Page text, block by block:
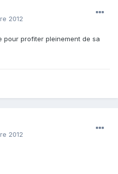
2012
pour profiter pleinement de sa
2012